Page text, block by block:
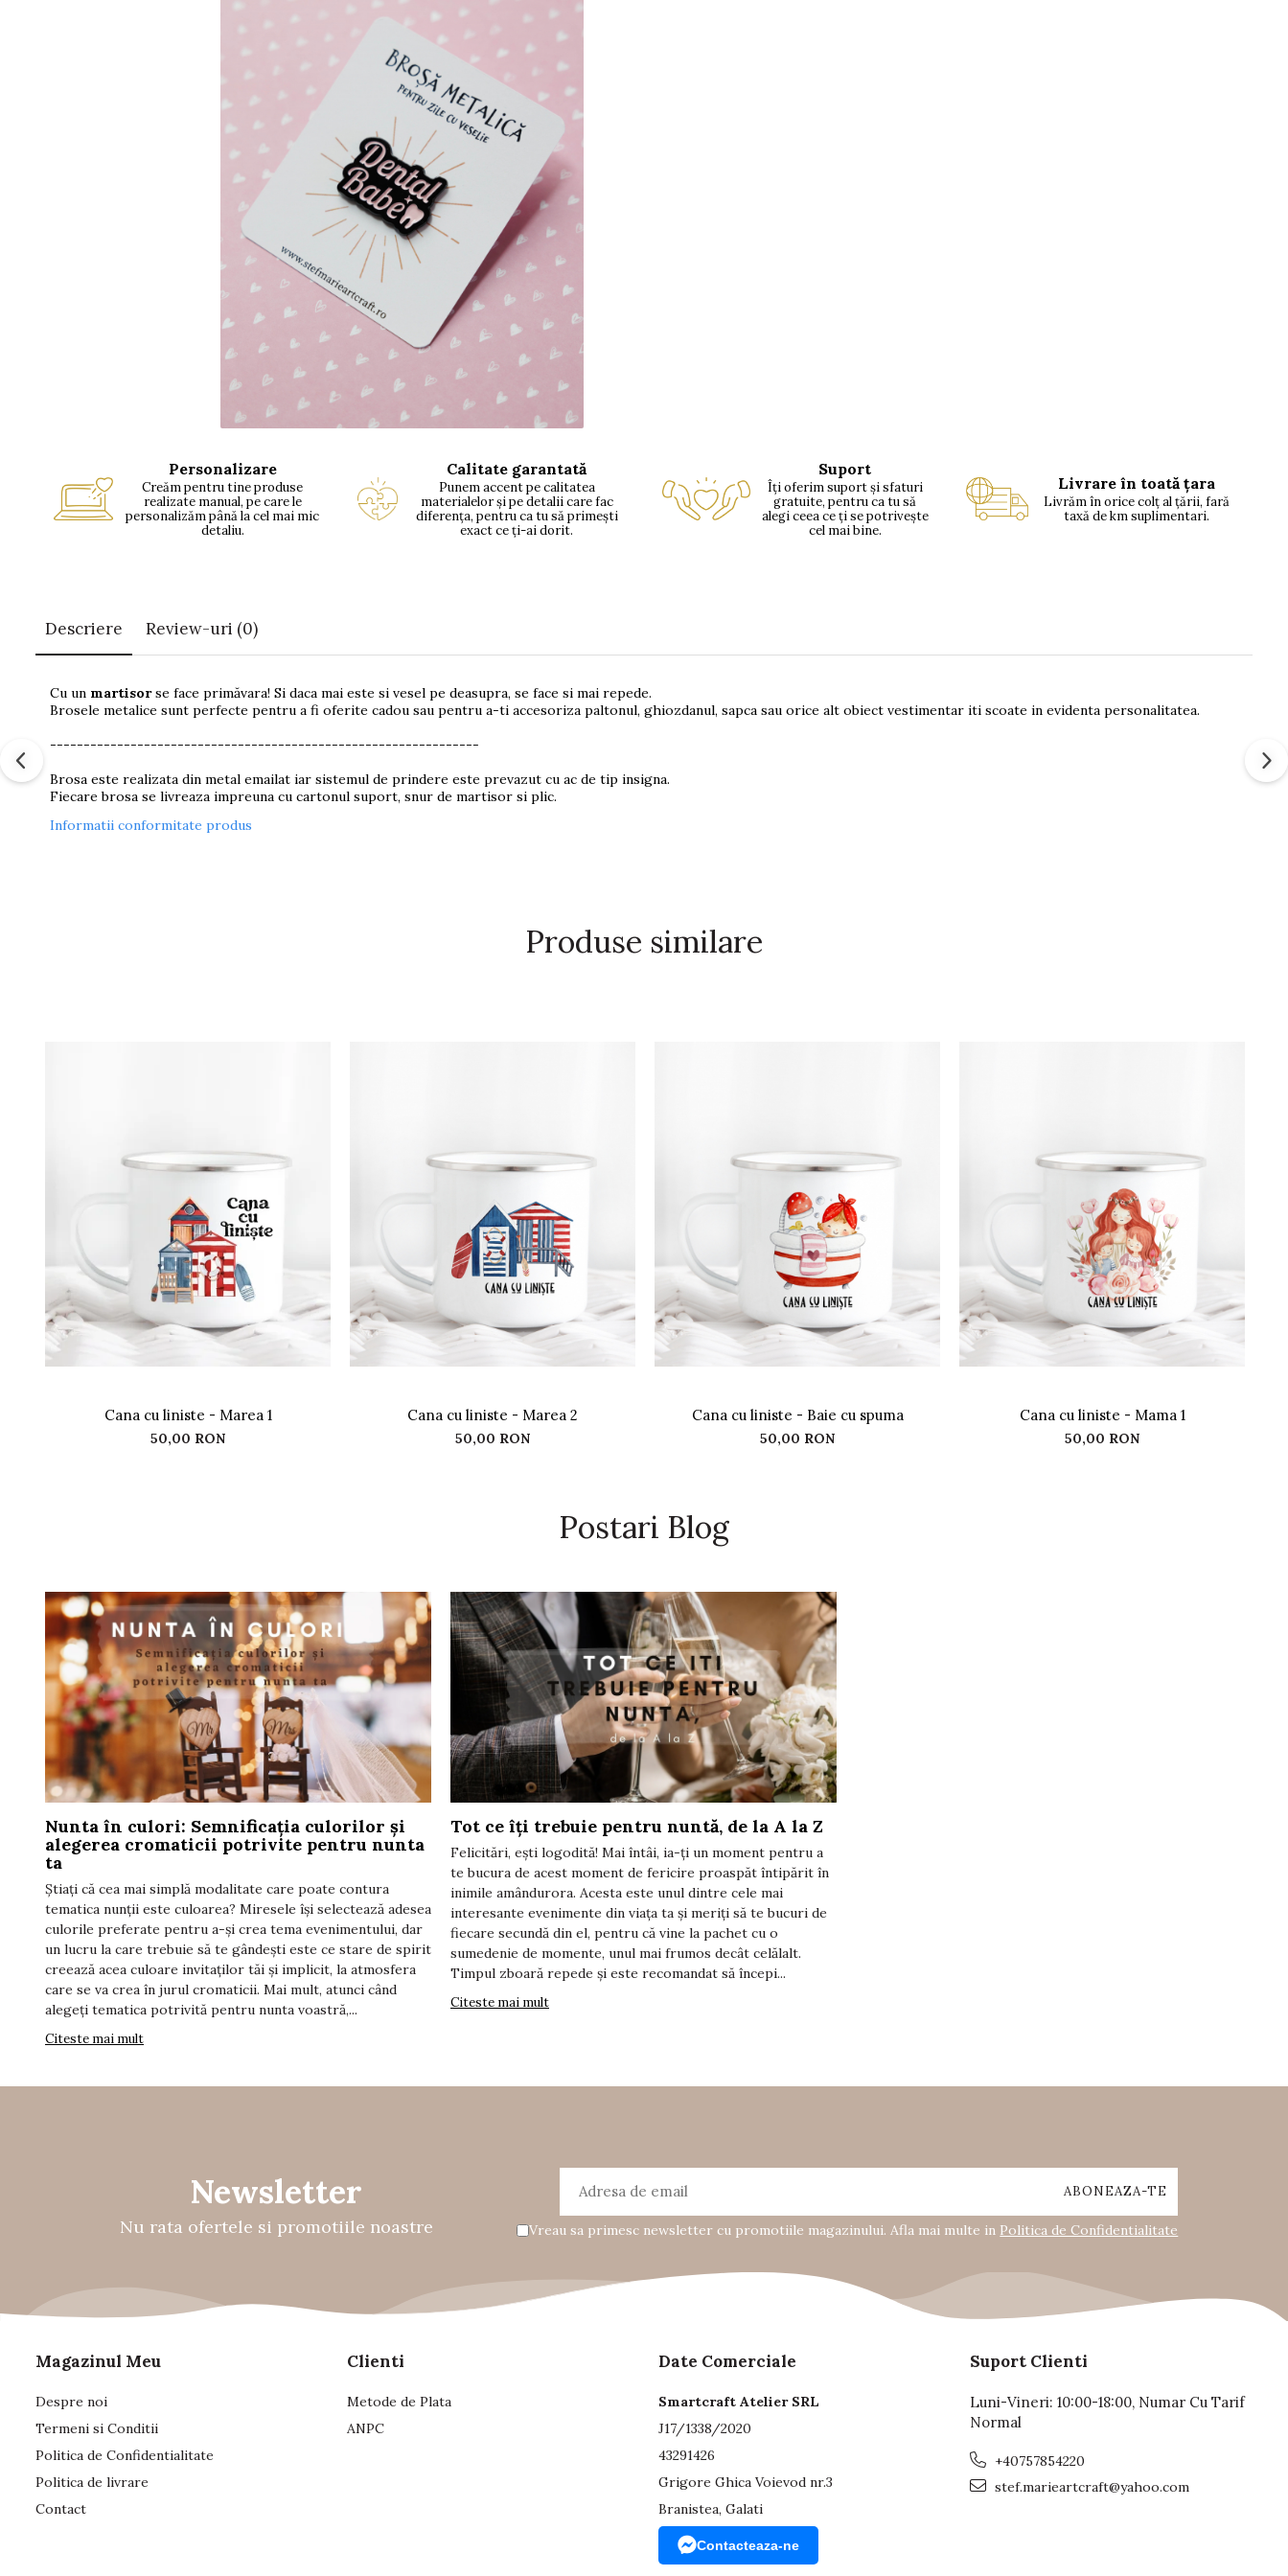
Personalizare
Creăm pentru tine produse
realizate manual, pe care le
personalizăm până la cel mai mic
detaliu.
Calitate garantată
Punem accent pe calitatea
materialelor și pe detalii care fac
diferența, pentru ca tu să primești
exact ce ți-ai dorit.
Suport
Îți oferim suport și sfaturi
gratuite, pentru ca tu să
alegi ceea ce ți se potrivește
cel mai bine.
Livrare în toată țara
Livrăm în orice colț al țării, fară
taxă de km suplimentari.
Descriere Review-uri (0)
Cu un martisorse face primăvara! Si daca mai este si vesel pe deasupra, se face si mai repede.
Brosele metalice sunt perfecte pentru a fi oferite cadou sau pentru a-ti accesoriza paltonul, ghiozdanul, sapca sau orice alt obiect vestimentar iti scoate in evidenta personalitatea.
----------------------------------------------------------------
Brosa este realizata din metal emailat iar sistemul de prindere este prevazut cu ac de tip insigna.
Fiecare brosa se livreaza impreuna cu cartonul suport, snur de martisor si plic.
Informatii conformitate produs
Produse similare
Cana cu liniste - Marea 1
50,00 RON
Cana cu liniste - Marea 2
50,00 RON
Cana cu liniste - Baie cu spuma
50,00 RON
Cana cu liniste - Mama 1
50,00 RON
Postari Blog
Nunta în culori: Semnificația culorilor și
alegerea cromaticii potrivite pentru nunta
ta
Știați că cea mai simplă modalitate care poate contura
tematica nunții este culoarea? Miresele își selectează adesea
culorile preferate pentru a-și crea tema evenimentului, dar
un lucru la care trebuie să te gândești este ce stare de spirit
creează acea culoare invitaților tăi și implicit, la atmosfera
care se va crea în jurul cromaticii. Mai mult, atunci când
alegeți tematica potrivită pentru nunta voastră,...
Citeste mai mult
Tot ce îți trebuie pentru nuntă, de la A la Z
Felicitări, ești logodită! Mai întâi, ia-ți un moment pentru a
te bucura de acest moment de fericire proaspăt întipărit în
inimile amândurora. Acesta este unul dintre cele mai
interesante evenimente din viața ta și meriți să te bucuri de
fiecare secundă din el, pentru că vine la pachet cu o
sumedenie de momente, unul mai frumos decât celălalt.
Timpul zboară repede și este recomandat să începi...
Citeste mai mult
Newsletter
Nu rata ofertele si promotiile noastre Vreau sa primesc newsletter cu promotiile magazinului. Afla mai multe in Politica de Confidentialitate
Magazinul Meu
Despre noi
Termeni si Conditii
Politica de Confidentialitate
Politica de livrare
Contact
Clienti
Metode de Plata
ANPC
Date Comerciale
Smartcraft Atelier SRL
J17/1338/2020
43291426
Grigore Ghica Voievod nr.3
Branistea, Galati
Contacteaza-ne
Suport Clienti
Luni-Vineri: 10:00-18:00, Numar Cu Tarif
Normal
+40757854220
stef.marieartcraft@yahoo.com